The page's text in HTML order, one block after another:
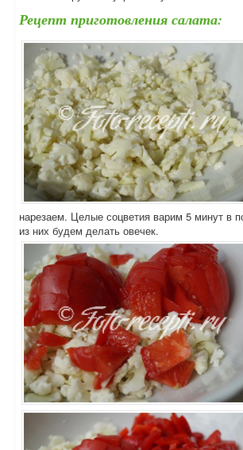
Рецепт приготовления салата:
нарезаем. Целые соцветия варим 5 минут в
из них будем делать овечек.